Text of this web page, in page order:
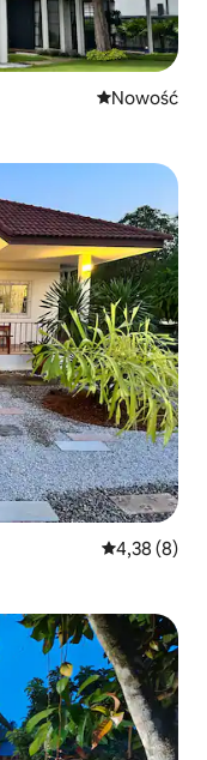
Nowe
Nowość
Średnia
4,38 (8)